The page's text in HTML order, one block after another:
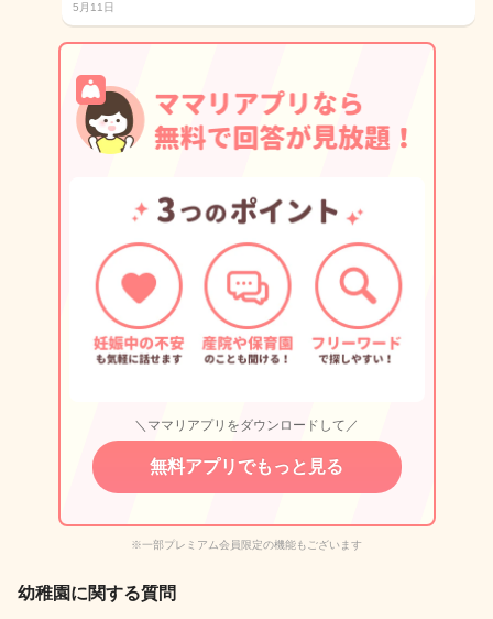
5月11日
＼ママリアプリをダウンロードして／
無料アプリでもっと見る
※一部プレミアム会員限定の機能もございます
幼稚園に関する質問